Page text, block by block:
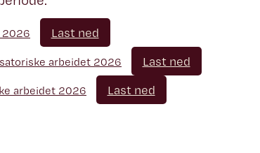
2026 Last ned
arbeidet 2026 Last ned
arbeidet 2026 Last ned